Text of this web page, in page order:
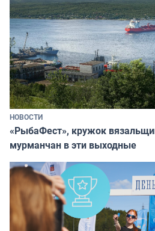
НОВОСТИ
«РыбаФест», кружок
мурманчан в эти выходные